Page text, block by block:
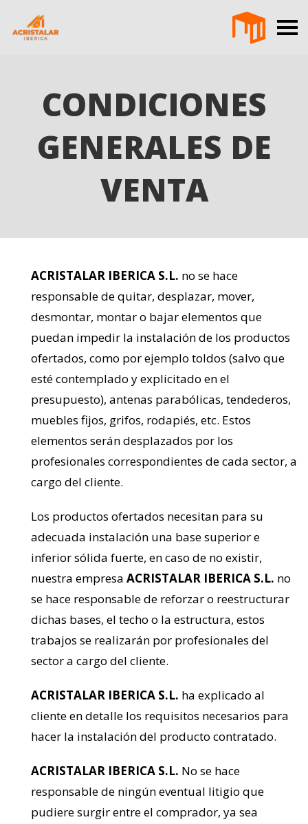
CONDICIONES
GENERALES DE
VENTA
ACRISTALAR IBERICA S.L. no se hace
responsable de quitar, desplazar, mover,
desmontar, montar o bajar elementos que
puedan impedir la instalación de los productos
ofertados, como por ejemplo toldos (salvo que
esté contemplado y explicitado en el
presupuesto), antenas parabólicas, tendederos,
muebles fijos, grifos, rodapiés, etc. Estos
elementos serán desplazados por los
profesionales correspondientes de cada sector, a
cargo del cliente.
Los productos ofertados necesitan para su
adecuada instalación una base superior e
inferior sólida fuerte, en caso de no existir,
nuestra empresa ACRISTALAR IBERICA S.L. no
se hace responsable de reforzar o reestructurar
dichas bases, el techo o la estructura, estos
trabajos se realizarán por profesionales del
sector a cargo del cliente.
ACRISTALAR IBERICA S.L. ha explicado al
cliente en detalle los requisitos necesarios para
hacer la instalación del producto contratado.
ACRISTALAR IBERICA S.L. No se hace
responsable de ningún eventual litigio que
pudiere surgir entre el comprador, ya sea